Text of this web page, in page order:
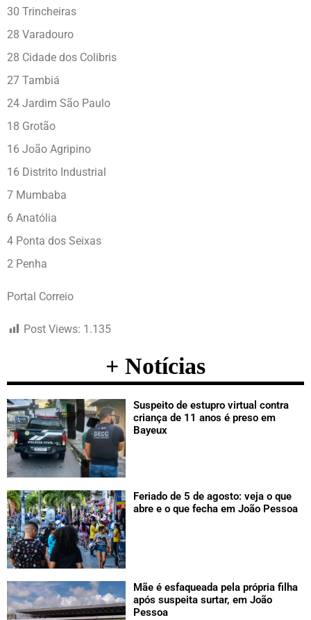
30 Trincheiras
28 Varadouro
28 Cidade dos Colibris
27 Tambiá
24 Jardim São Paulo
18 Grotão
16 João Agripino
16 Distrito Industrial
7 Mumbaba
6 Anatólia
4 Ponta dos Seixas
2 Penha
Portal Correio
Post Views: 1.135
+ Notícias
Suspeito de estupro virtual contra
criança de 11 anos é preso em
Bayeux
Feriado de 5 de agosto: veja o que
abre e o que fecha em João Pessoa
Mãe é esfaqueada pela própria filha
após suspeita surtar, em João
Pessoa